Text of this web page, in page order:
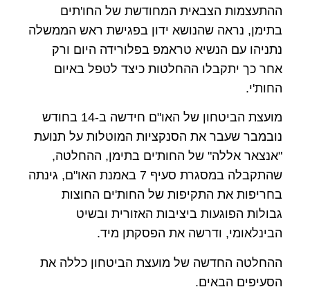
ההתעצמות הצבאית המחודשת של החו'תים
בתימן, נראה שהנושא ידון בפגישת ראש הממשלה
נתניהו עם הנשיא טראמפ בפלורידה היום ורק
אחר כך יתקבלו ההחלטות כיצד לטפל באיום
החות'י.
מועצת הביטחון של האו"ם חידשה ב-14 בחודש
נובמבר שעבר את הסנקציות המוטלות על תנועת
"אנצאר אללה" של החות'ים בתימן, ההחלטה,
שהתקבלה במסגרת סעיף 7 באמנת האו"ם, גינתה
בחריפות את התקיפות של החות'ים החוצות
גבולות הפוגעות ביציבות האזורית ובשיט
הבינלאומי, ודרשה את הפסקתן מיד.
ההחלטה החדשה של מועצת הביטחון כללה את
הסעיפים הבאים.